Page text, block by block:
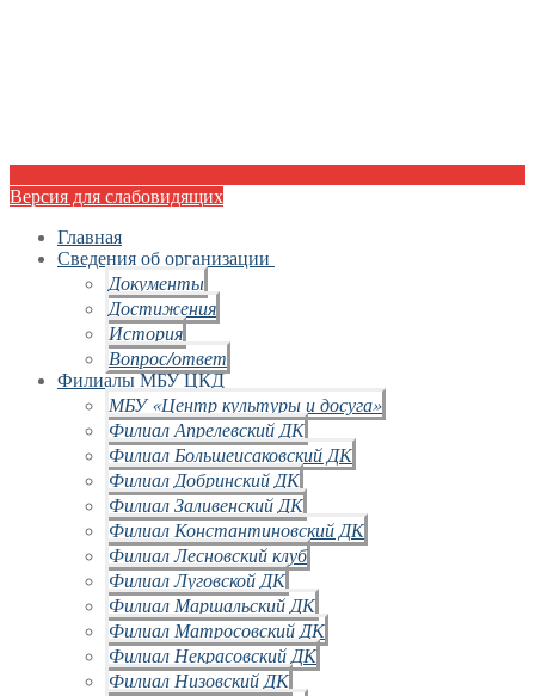
Версия для слабовидящих
Главная
Сведения об организации
Документы
Достижения
История
Вопрос/ответ
Филиалы МБУ ЦКД
МБУ «Центр культуры и досуга»
Филиал Апрелевский ДК
Филиал Большеисаковский ДК
Филиал Добринский ДК
Филиал Заливенский ДК
Филиал Константиновский ДК
Филиал Лесновский клуб
Филиал Луговской ДК
Филиал Маршальский ДК
Филиал Матросовский ДК
Филиал Некрасовский ДК
Филиал Низовский ДК